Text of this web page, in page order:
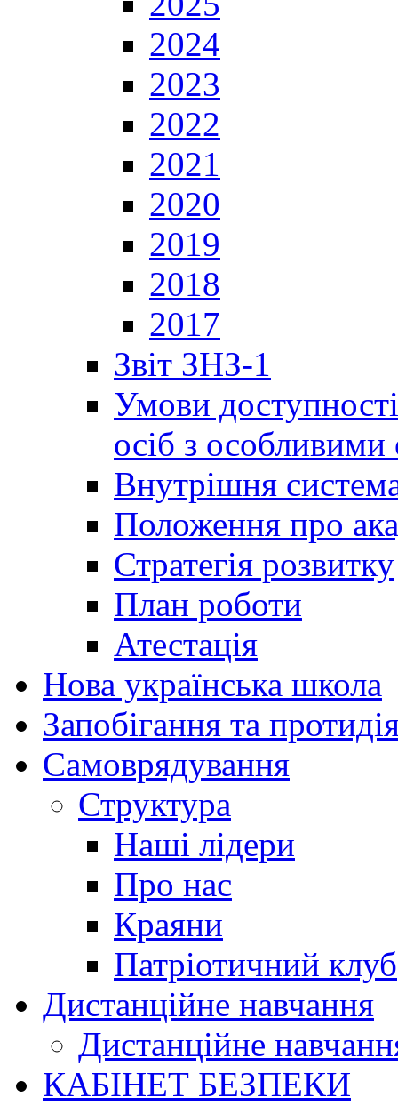
2024
2023
2022
2021
2020
2019
2018
2017
Звіт ЗНЗ-1
Умови
осіб з особливими
Внутрішня
Положення про
Стратегія розвитку
План роботи
Атестація
Нова українська школа
Запобігання та
Cамоврядування
Структура
Наші лідери
Про нас
Краяни
Патріотичний клуб
Дистанційне навчання
Дистанційне
КАБІНЕТ БЕЗПЕКИ